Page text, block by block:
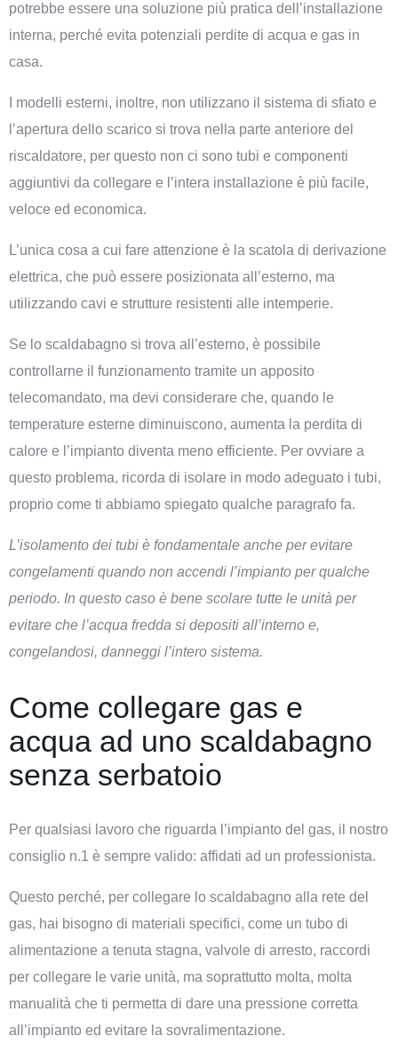
potrebbe essere una soluzione più pratica dell’installazione
interna, perché evita potenziali perdite di acqua e gas in
casa.
I modelli esterni, inoltre, non utilizzano il sistema di sfiato e
l’apertura dello scarico si trova nella parte anteriore del
riscaldatore, per questo non ci sono tubi e componenti
aggiuntivi da collegare e l’intera installazione è più facile,
veloce ed economica.
L’unica cosa a cui fare attenzione è la scatola di derivazione
elettrica, che può essere posizionata all’esterno, ma
utilizzando cavi e strutture resistenti alle intemperie.
Se lo scaldabagno si trova all’esterno, è possibile
controllarne il funzionamento tramite un apposito
telecomandato, ma devi considerare che, quando le
temperature esterne diminuiscono, aumenta la perdita di
calore e l’impianto diventa meno efficiente. Per ovviare a
questo problema, ricorda di isolare in modo adeguato i tubi,
proprio come ti abbiamo spiegato qualche paragrafo fa.
L’isolamento dei tubi è fondamentale anche per evitare
congelamenti quando non accendi l’impianto per qualche
periodo. In questo caso è bene scolare tutte le unità per
evitare che l’acqua fredda si depositi all’interno e,
congelandosi, danneggi l’intero sistema.
Come collegare gas e
acqua ad uno scaldabagno
senza serbatoio
Per qualsiasi lavoro che riguarda l’impianto del gas, il nostro
consiglio n.1 è sempre valido: affidati ad un professionista.
Questo perché, per collegare lo scaldabagno alla rete del
gas, hai bisogno di materiali specifici, come un tubo di
alimentazione a tenuta stagna, valvole di arresto, raccordi
per collegare le varie unità, ma soprattutto molta, molta
manualità che ti permetta di dare una pressione corretta
all’impianto ed evitare la sovralimentazione.